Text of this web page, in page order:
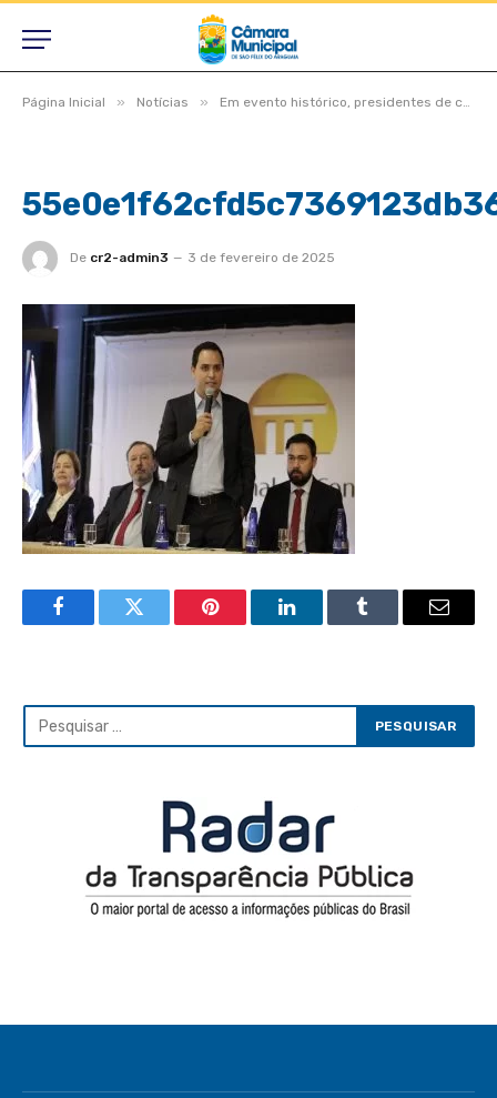
Página Inicial » Notícias » Em evento histórico, presidentes de câmaras lotam auditório do TCE-MT para primeira edição do Interage 2023
De cr2-admin3 3 de fevereiro de 2025
FacebookTwitter Pinterest LinkedInTumblr Email